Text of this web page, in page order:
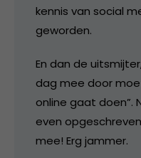
kennis van social
geworden.
En dan de
dag mee door
online gaat doen”.
even
mee! Erg jammer.